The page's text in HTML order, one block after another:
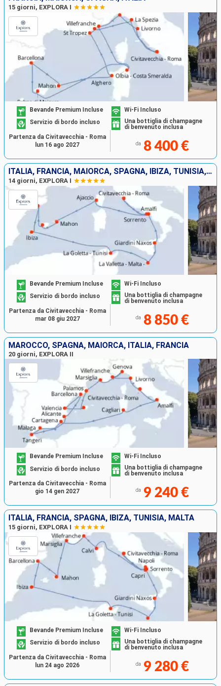
15 giorni, EXPLORA I
Bevande Premium Incluse
Wi-Fi Incluso
Servizio di bordo incluso
Una bottiglia di champagne
di benvenuto inclusa
da 8 400 €
Partenza da Civitavecchia - Roma
lun 16 ago 2027
ITALIA, FRANCIA, MAIORCA, SPAGNA, IBIZA, TUNISIA, MALTA
14 giorni, EXPLORA I
Bevande Premium Incluse
Wi-Fi Incluso
Servizio di bordo incluso
Una bottiglia di champagne
di benvenuto inclusa
da 8 850 €
Partenza da Civitavecchia - Roma
mar 08 giu 2027
MAROCCO, SPAGNA, MAIORCA, ITALIA, FRANCIA
20 giorni, EXPLORA II
Bevande Premium Incluse
Wi-Fi Incluso
Servizio di bordo incluso
Una bottiglia di champagne
di benvenuto inclusa
da 9 240 €
Partenza da Civitavecchia - Roma
gio 14 gen 2027
ITALIA, FRANCIA, SPAGNA, IBIZA, TUNISIA, MALTA
15 giorni, EXPLORA I
Bevande Premium Incluse
Wi-Fi Incluso
Servizio di bordo incluso
Una bottiglia di champagne
di benvenuto inclusa
da 9 280 €
Partenza da Civitavecchia - Roma
lun 24 ago 2026